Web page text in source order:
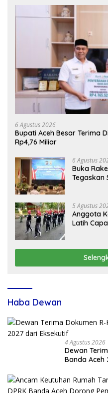
6 Agustus 2026
Bupati Aceh Besar Terima
Rp4,76 Miliar
6 Agustus
Buka
Tegaskan
5 Agustus
Anggota
Latih
Haba Dewan
4 Agustus 2026
Dewan
Banda Aceh